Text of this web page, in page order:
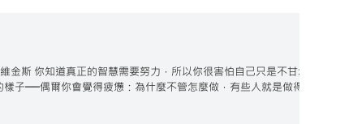
斯 你知道真正的智慧需要努力，所以你很害怕自己只是不甘示弱
子──偶爾你會覺得疲憊：為什麼不管怎麼做，有些人就是做得比